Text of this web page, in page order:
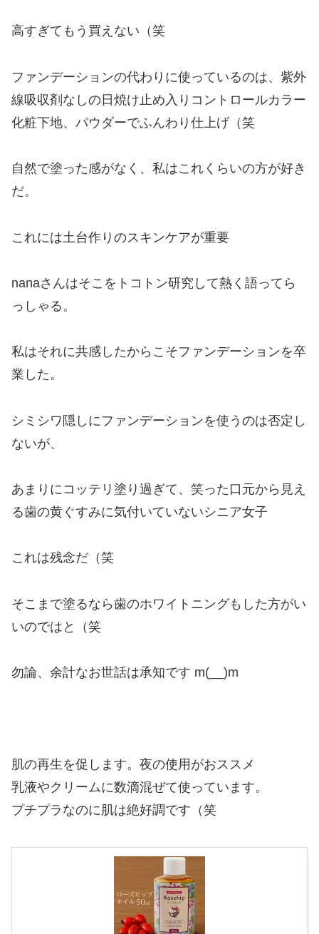
高すぎてもう買えない（笑
ファンデーションの代わりに使っているのは、紫外
線吸収剤なしの日焼け止め入りコントロールカラー
化粧下地、パウダーでふんわり仕上げ（笑
自然で塗った感がなく、私はこれくらいの方が好き
だ。
これには土台作りのスキンケアが重要
nanaさんはそこをトコトン研究して熱く語ってら
っしゃる。
私はそれに共感したからこそファンデーションを卒
業した。
シミシワ隠しにファンデーションを使うのは否定し
ないが、
あまりにコッテリ塗り過ぎて、笑った口元から見え
る歯の黄ぐすみに気付いていないシニア女子
これは残念だ（笑
そこまで塗るなら歯のホワイトニングもした方がい
いのではと（笑
勿論、余計なお世話は承知です m(__)m
肌の再生を促します。夜の使用がおススメ
乳液やクリームに数滴混ぜて使っています。
プチプラなのに肌は絶好調です（笑